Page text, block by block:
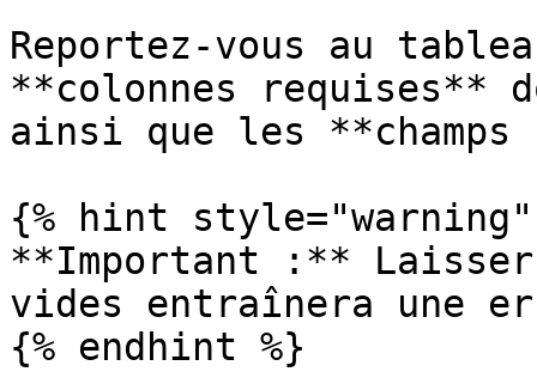
Reportez-vous au
**colonnes requises**
ainsi que les
{% hint style="warning"
**Important :** Laisser
vides entraînera une
{% endhint %}